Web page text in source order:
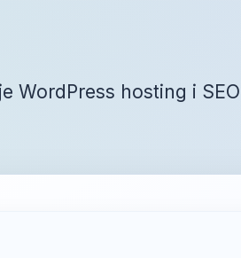
WordPress hosting i